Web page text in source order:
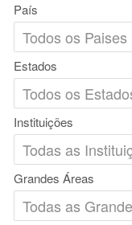
País
Estados
Instituições
Grandes Áreas